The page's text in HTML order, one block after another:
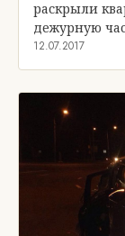
раскрыли
дежурную
12.07.2017